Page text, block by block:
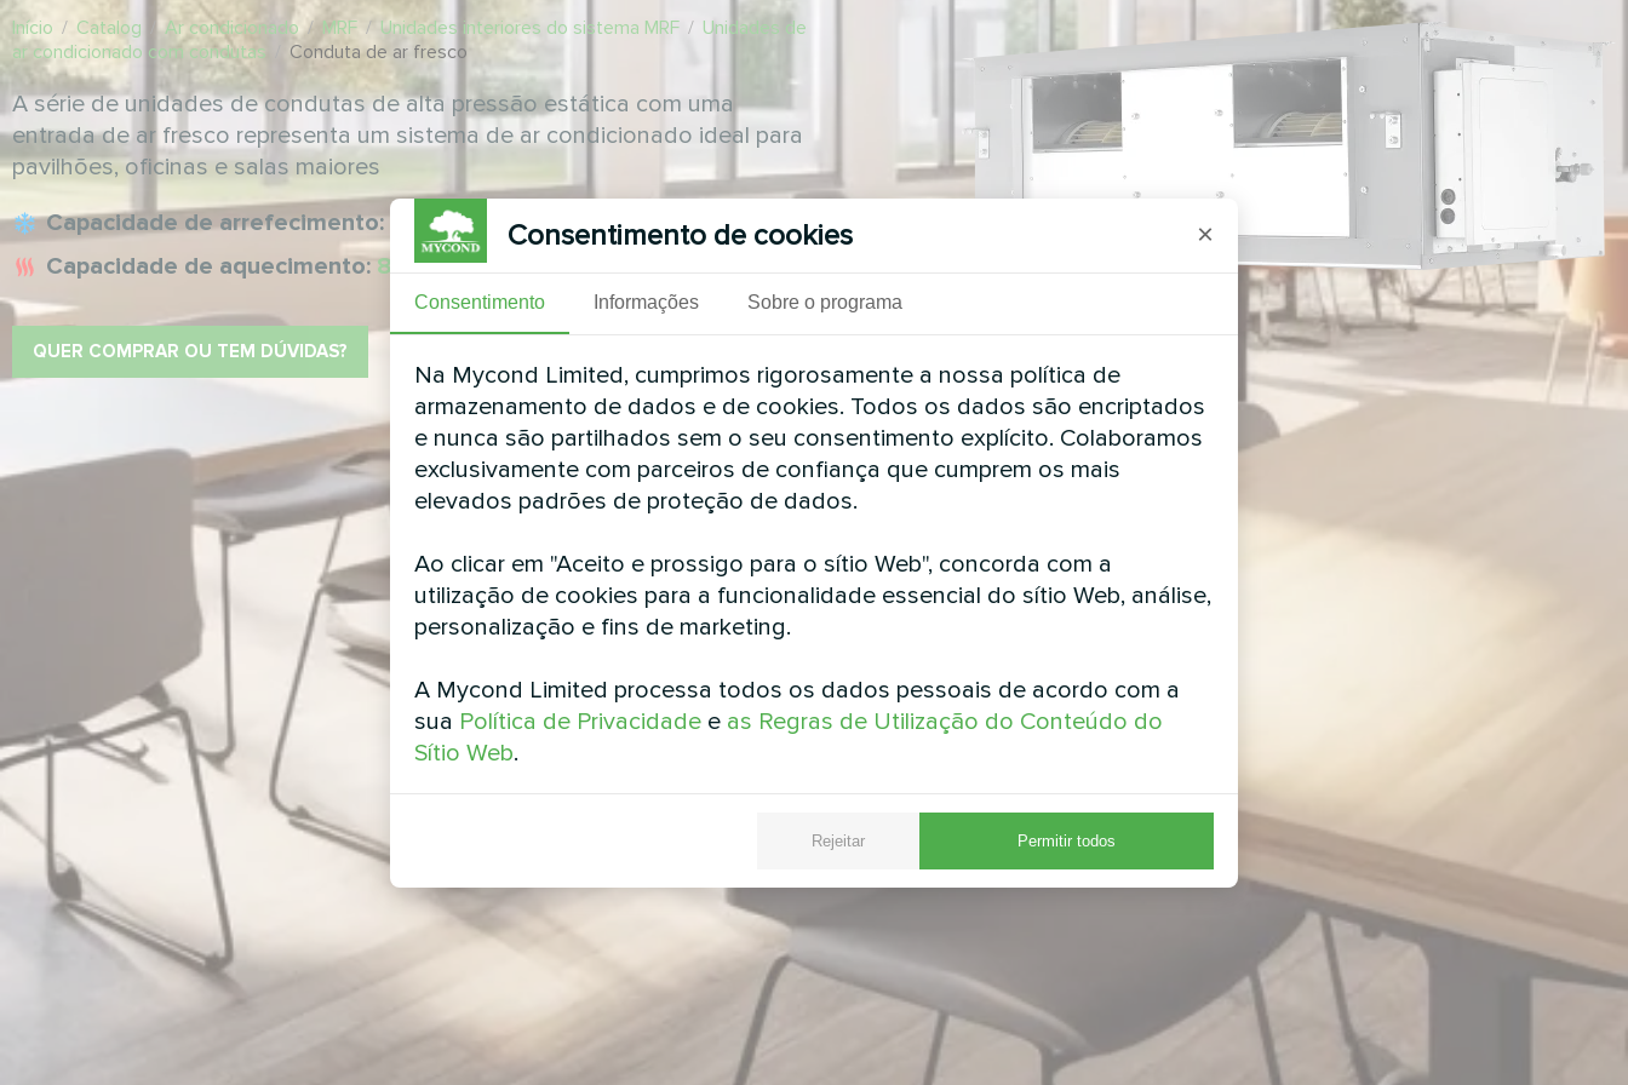
Início / Catalog Ar condicionado / MRF / Unidades interiores do sistema MRF / Unidades de
ar condicionado com condutas
Conduta de ar fresco
A série de unidades de condutas de alta pressão estática com uma
entrada de ar fresco representa um sistema de ar condicionado ideal para
pavilhões, oficinas e salas maiores
Capacidade de arrefecimento: 14.00 ... 28.00 kW
Capacidade de aquecimento: 8.90 ... 17.80 kW
QUER COMPRAR OU TEM DÚVIDAS?
Consentimento de cookies ×
Consentimento Informações Sobre o programa
Na Mycond Limited, cumprimos rigorosamente a nossa política de
armazenamento de dados e de cookies. Todos os dados são encriptados
e nunca são partilhados sem o seu consentimento explícito. Colaboramos
exclusivamente com parceiros de confiança que cumprem os mais
elevados padrões de proteção de dados.
Ao clicar em "Aceito e prossigo para o sítio Web", concorda com a
utilização de cookies para a funcionalidade essencial do sítio Web, análise,
personalização e fins de marketing.
A Mycond Limited processa todos os dados pessoais de acordo com a
sua Política de Privacidade e as Regras de Utilização do Conteúdo do
Sítio Web.
Rejeitar Permitir todos